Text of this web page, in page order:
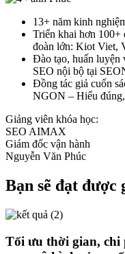
13+ năm kinh
Triển khai hơn 100+
đoàn lớn: Kiot Viet,
Đào tạo, huấn luyện
SEO nội bộ tại
Đồng tác giả cuốn
NGON – Hiểu
Giảng viên khóa học:
SEO AIMAX
Giám đốc vận hành
Nguyễn Văn Phúc
Bạn sẽ đạt được
Tối ưu thời gian,